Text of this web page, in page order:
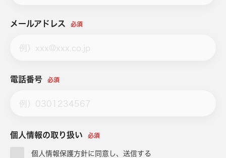
メールアドレス 必須
電話番号 必須
個人情報の取り扱い 必須
個人情報保護方針に同意し、送信する